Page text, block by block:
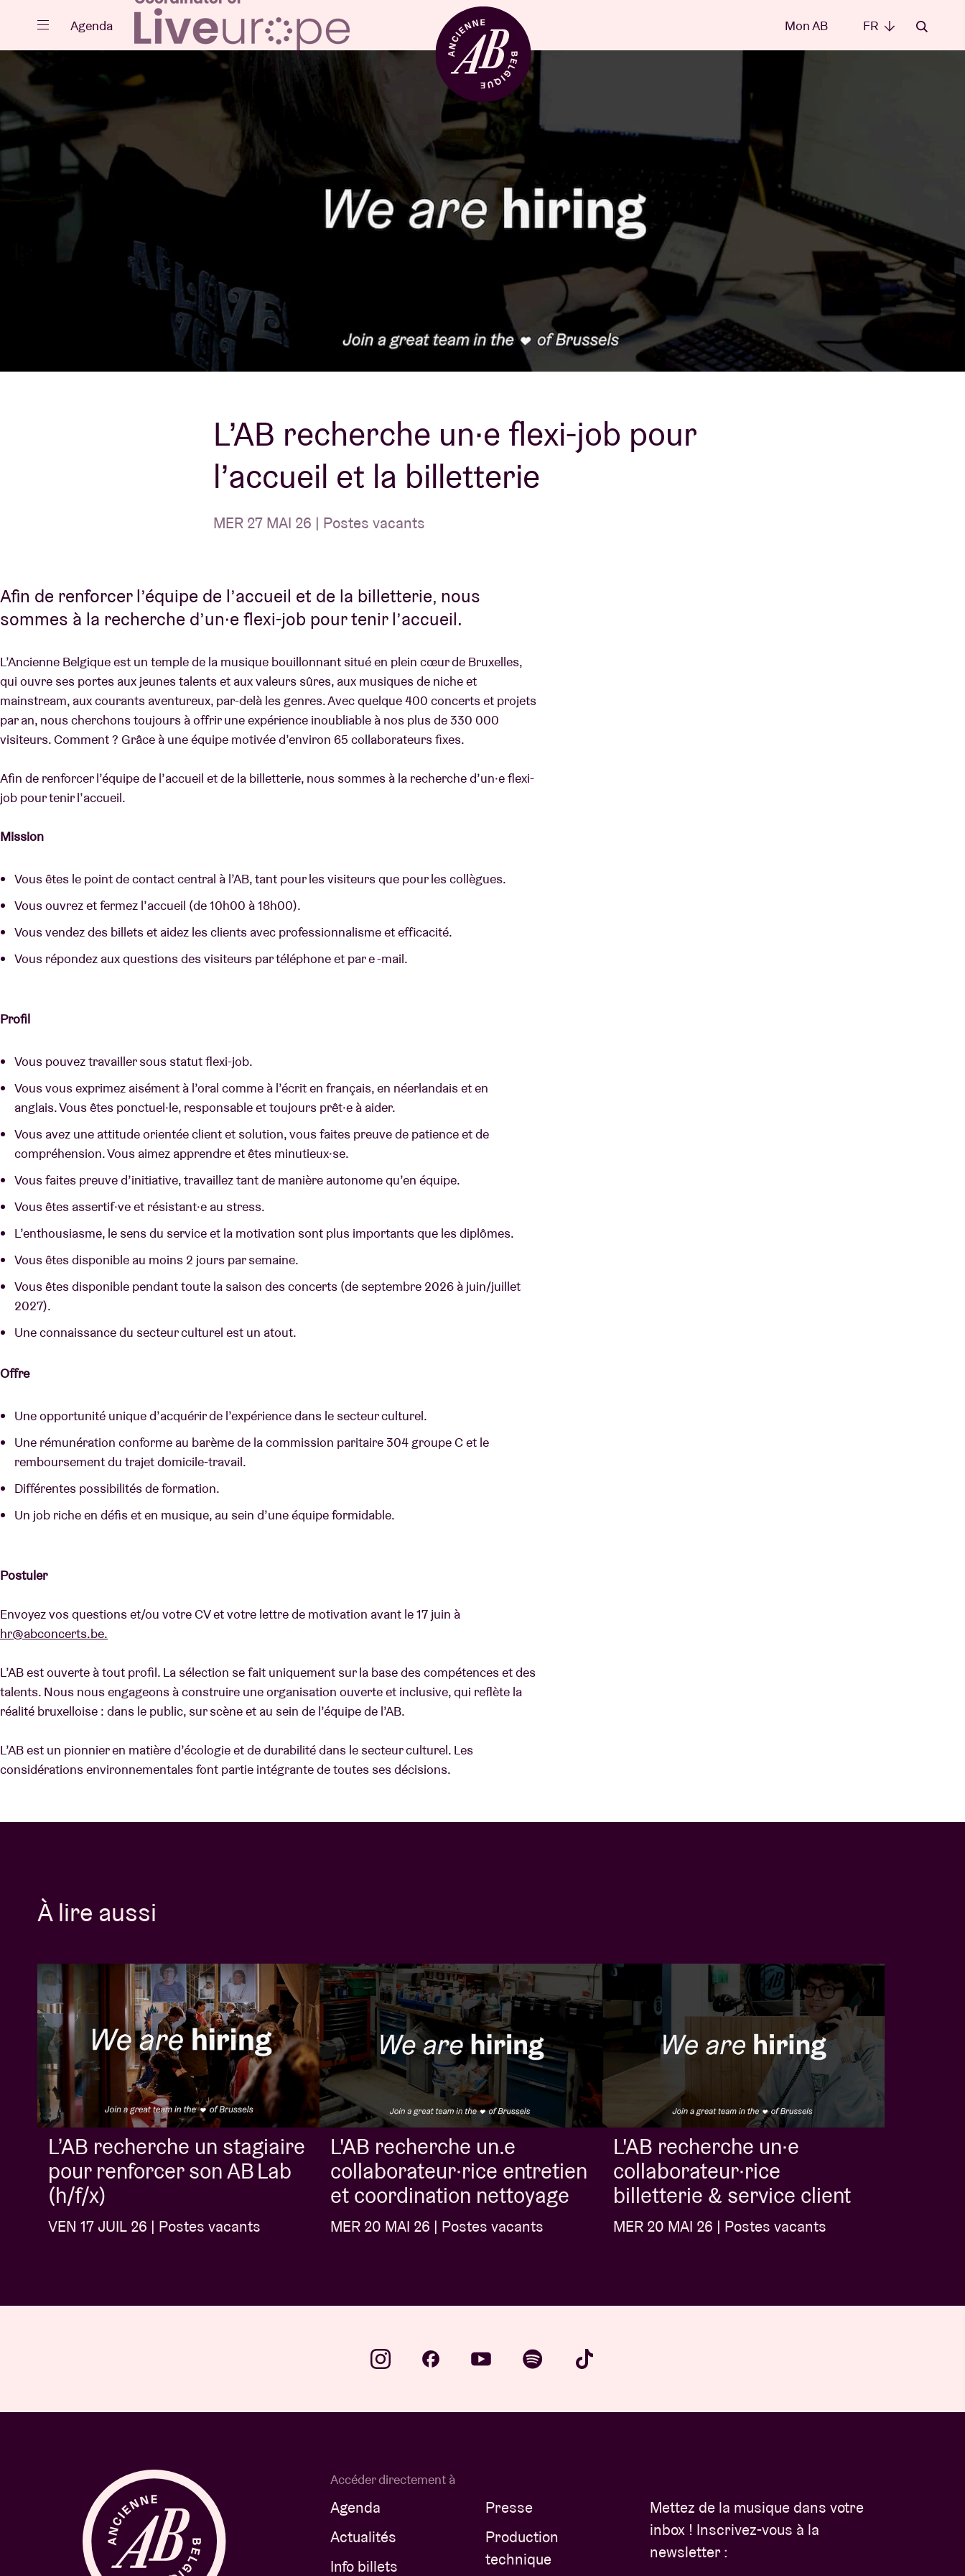
Fermer FR
Agenda
Projets
Actualités
AB ❤ you
Location de salles
BRDCST
ABtv
Chèque-concert
À propos de l'AB
Contact
Agenda Mon AB FR
L’AB recherche un·e flexi-job pour
l’accueil et la billetterie
MER 27 MAI 26 | Postes vacants
Afin de renforcer l’équipe de l’accueil et de la billetterie, nous
sommes à la recherche d’un·e flexi-job pour tenir l’accueil.
L’Ancienne Belgique est un temple de la musique bouillonnant situé en plein cœur de Bruxelles,
qui ouvre ses portes aux jeunes talents et aux valeurs sûres, aux musiques de niche et
mainstream, aux courants aventureux, par-delà les genres. Avec quelque 400 concerts et projets
par an, nous cherchons toujours à offrir une expérience inoubliable à nos plus de 330 000
visiteurs. Comment ? Grâce à une équipe motivée d’environ 65 collaborateurs fixes.
Afin de renforcer l’équipe de l’accueil et de la billetterie, nous sommes à la recherche d’un·e flexi-
job pour tenir l’accueil.
Mission
Vous êtes le point de contact central à l’AB, tant pour les visiteurs que pour les collègues.
Vous ouvrez et fermez l’accueil (de 10h00 à 18h00).
Vous vendez des billets et aidez les clients avec professionnalisme et efficacité.
Vous répondez aux questions des visiteurs par téléphone et par e -mail.
Profil
Vous pouvez travailler sous statut flexi-job.
Vous vous exprimez aisément à l’oral comme à l’écrit en français, en néerlandais et en
anglais. Vous êtes ponctuel·le, responsable et toujours prêt·e à aider.
Vous avez une attitude orientée client et solution, vous faites preuve de patience et de
compréhension. Vous aimez apprendre et êtes minutieux·se.
Vous faites preuve d’initiative, travaillez tant de manière autonome qu’en équipe.
Vous êtes assertif·ve et résistant·e au stress.
L’enthousiasme, le sens du service et la motivation sont plus importants que les diplômes.
Vous êtes disponible au moins 2 jours par semaine.
Vous êtes disponible pendant toute la saison des concerts (de septembre 2026 à juin/juillet
2027).
Une connaissance du secteur culturel est un atout.
Offre
Une opportunité unique d’acquérir de l’expérience dans le secteur culturel.
Une rémunération conforme au barème de la commission paritaire 304 groupe C et le
remboursement du trajet domicile-travail.
Différentes possibilités de formation.
Un job riche en défis et en musique, au sein d’une équipe formidable.
Postuler
Envoyez vos questions et/ou votre CV et votre lettre de motivation avant le 17 juin à
hr@abconcerts.be.
L’AB est ouverte à tout profil. La sélection se fait uniquement sur la base des compétences et des
talents. Nous nous engageons à construire une organisation ouverte et inclusive, qui reflète la
réalité bruxelloise : dans le public, sur scène et au sein de l’équipe de l’AB.
L’AB est un pionnier en matière d’écologie et de durabilité dans le secteur culturel. Les
considérations environnementales font partie intégrante de toutes ses décisions.
À lire aussi
L’AB recherche un stagiaire
pour renforcer son AB Lab
(h/f/x)
VEN 17 JUIL 26 | Postes vacants
L'AB recherche un.e
collaborateur·rice entretien
et coordination nettoyage
MER 20 MAI 26 | Postes vacants
L'AB recherche un·e
collaborateur·rice
billetterie & service client
MER 20 MAI 26 | Postes vacants
Accéder directement à
Agenda
Actualités
Info billets
Presse
Production
technique
Mettez de la musique dans votre
inbox ! Inscrivez-vous à la
newsletter :